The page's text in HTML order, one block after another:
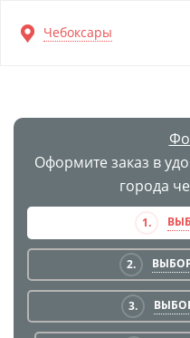
Перейти
к
Чебоксары
Оформите заказ в
города
1.
2.
3.